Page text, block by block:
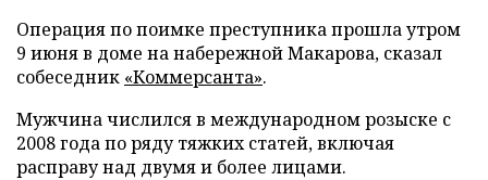
Операция по поимке преступника прошла утром
9 июня в доме на набережной Макарова, сказал
собеседник «Коммерсанта».
Мужчина числился в международном розыске с
2008 года по ряду тяжких статей, включая
расправу над двумя и более лицами.